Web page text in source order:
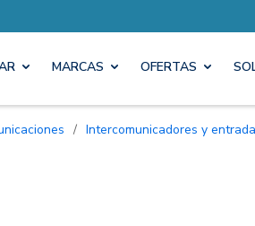
MARCAS OFERTAS
/ Intercomunicadores y